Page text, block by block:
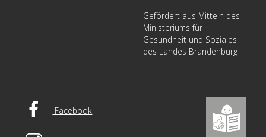
Gefördert aus Mitteln des
Ministeriums für
Gesundheit und Soziales
des Landes Brandenburg
Facebook